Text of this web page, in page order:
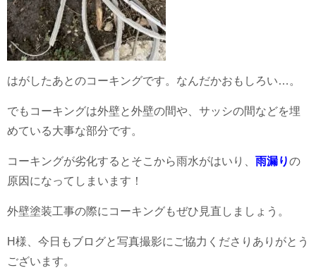
はがしたあとのコーキングです。なんだかおもしろい…。
でもコーキングは外壁と外壁の間や、サッシの間などを埋
めている大事な部分です。
コーキングが劣化するとそこから雨水がはいり、 雨漏りの
原因になってしまいます！
外壁塗装工事の際にコーキングもぜひ見直しましょう。
H様、今日もブログと写真撮影にご協力くださりありがとう
ございます。